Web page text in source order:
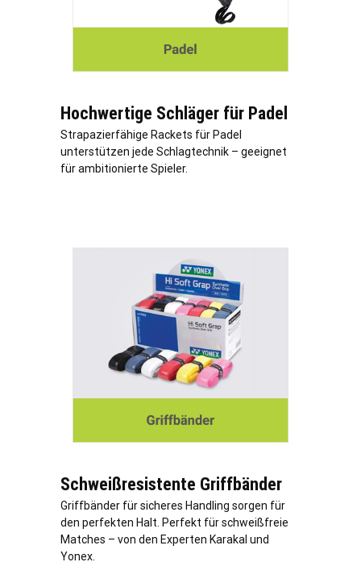
Hochwertige Schläger für Padel
Strapazierfähige Rackets für Padel
unterstützen jede Schlagtechnik – geeignet
für ambitionierte Spieler.
Schweißresistente Griffbänder
Griffbänder für sicheres Handling sorgen für
den perfekten Halt. Perfekt für schweißfreie
Matches – von den Experten Karakal und
Yonex.